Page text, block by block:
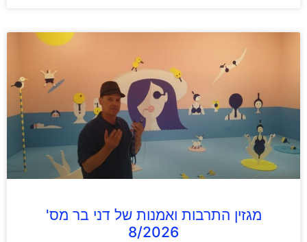
מגזין התרבות ואמנות של דני בר מס'
8/2026